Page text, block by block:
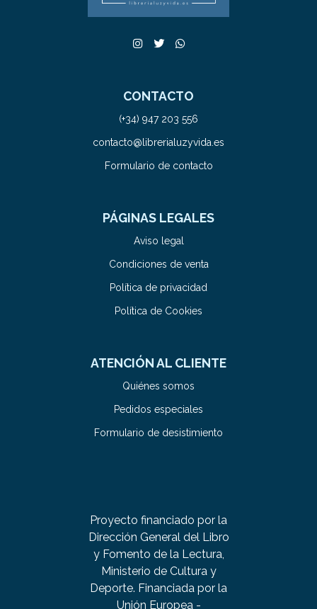
CONTACTO
(+34) 947 203 556
contacto@librerialuzyvida.es
Formulario de contacto
PÁGINAS LEGALES
Aviso legal
Condiciones de venta
Política de privacidad
Política de Cookies
ATENCIÓN AL CLIENTE
Quiénes somos
Pedidos especiales
Formulario de desistimiento
Proyecto financiado por la
Dirección General del Libro
y Fomento de la Lectura,
Ministerio de Cultura y
Deporte. Financiada por la
Unión Europea -